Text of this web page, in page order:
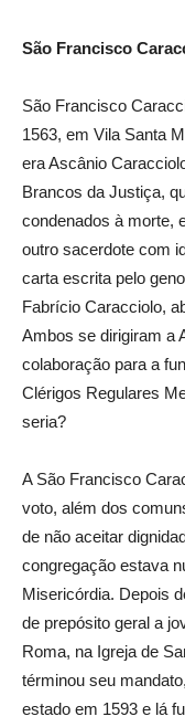
São Francisco
São Francisco
1563, em Vila Santa
era Ascânio
Brancos da Justiça,
condenados à morte,
outro sacerdote com
carta escrita pelo
Fabrício Caracciolo,
Ambos se dirigiram a
colaboração para a
Clérigos Regulares
seria?
A São Francisco
voto, além dos
de não aceitar
congregação estava
Misericórdia. Depois
de prepósito geral a
Roma, na Igreja de
términou seu
estado em 1593 e lá